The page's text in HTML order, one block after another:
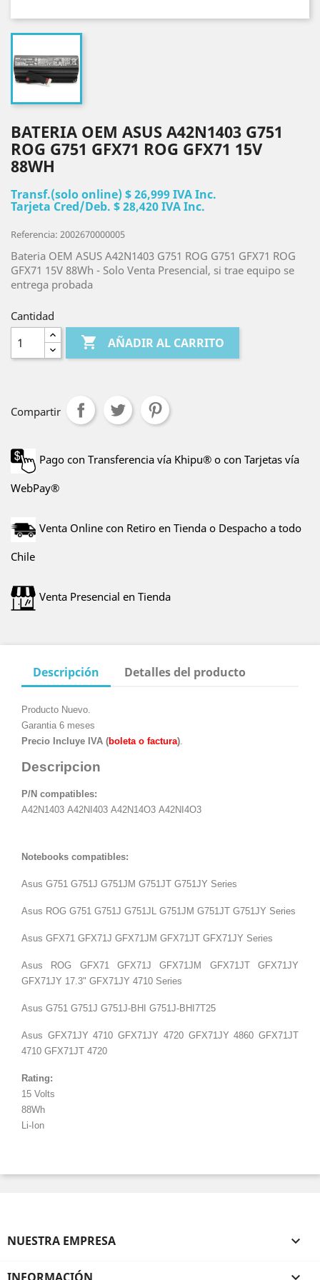
BATERIA OEM ASUS A42N1403 G751
ROG G751 GFX71 ROG GFX71 15V
88WH
Transf.(solo online) $ 26,999 IVA Inc.
Tarjeta Cred/Deb. $ 28,420 IVA Inc.
Referencia: 2002670000005
Bateria OEM ASUS A42N1403 G751 ROG G751 GFX71 ROG
GFX71 15V 88Wh - Solo Venta Presencial, si trae equipo se
entrega probada
Cantidad
 AÑADIR AL CARRITO
Compartir
Pago con Transferencia vía Khipu® o con Tarjetas vía
WebPay®
Venta Online con Retiro en Tienda o Despacho a todo
Chile
Venta Presencial en Tienda
Descripción Detalles del producto
Producto Nuevo.
Garantia 6 meses
Precio Incluye IVA (boleta o factura).
Descripcion
P/N compatibles:
A42N1403 A42NI403 A42N14O3 A42NI4O3
Notebooks compatibles:
Asus G751 G751J G751JM G751JT G751JY Series
Asus ROG G751 G751J G751JL G751JM G751JT G751JY Series
Asus GFX71 GFX71J GFX71JM GFX71JT GFX71JY Series
Asus ROG GFX71 GFX71J GFX71JM GFX71JT GFX71JY
GFX71JY 17.3" GFX71JY 4710 Series
Asus G751 G751J G751J-BHI G751J-BHI7T25
Asus GFX71JY 4710 GFX71JY 4720 GFX71JY 4860 GFX71JT
4710 GFX71JT 4720
Rating:
15 Volts
88Wh
Li-Ion
NUESTRA EMPRESA 